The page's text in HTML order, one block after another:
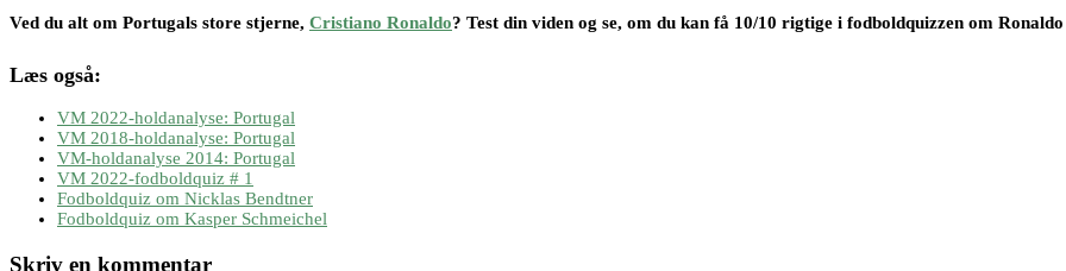
Ved du alt om Portugals store stjerne, Cristiano Ronaldo? Test din viden og se, om du kan få 10/10 rigtige i fodboldquizzen om
Læs også:
VM 2022-holdanalyse: Portugal
VM 2018-holdanalyse: Portugal
VM-holdanalyse 2014: Portugal
VM 2022-fodboldquiz # 1
Fodboldquiz om Nicklas Bendtner
Fodboldquiz om Kasper Schmeichel
Skriv en kommentar